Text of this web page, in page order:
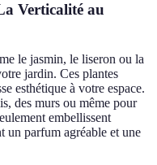
Verticalité au
le jasmin, le liseron ou la
jardin. Ces plantes
esthétique à votre espace.
des murs ou même pour
embellissent
un parfum agréable et une